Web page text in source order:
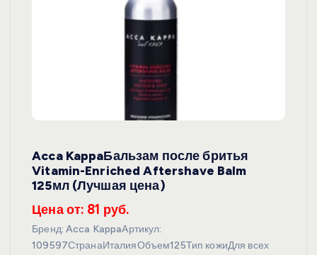
Acca KappaБальзам после бритья
Vitamin-Enriched Aftershave Balm
125мл (Лучшая цена)
Цена от: 81 руб.
Бренд: Acca KappaАртикул:
109597СтранаИталияОбъем125Тип кожиДля всех